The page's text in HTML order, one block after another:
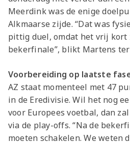
Jong AZ
Meerdink was de enige
Alkmaarse zijde. “Dat was
pittig duel, omdat het vrij kort
bekerfinale”, blikt Martens
Voorbereiding op laatste
AZ staat momenteel met 47
in de Eredivisie. Wil het nog
voor Europees voetbal, dan
via de play-offs. “Na de
moeten schakelen. We weten